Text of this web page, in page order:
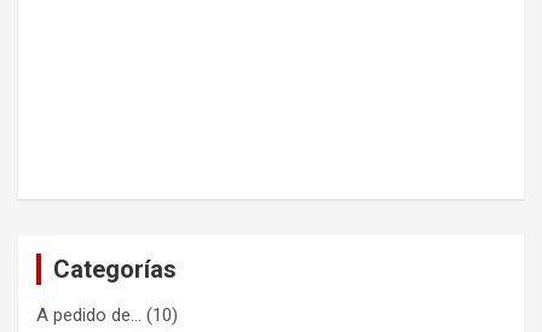
Categorías
A pedido de… (10)